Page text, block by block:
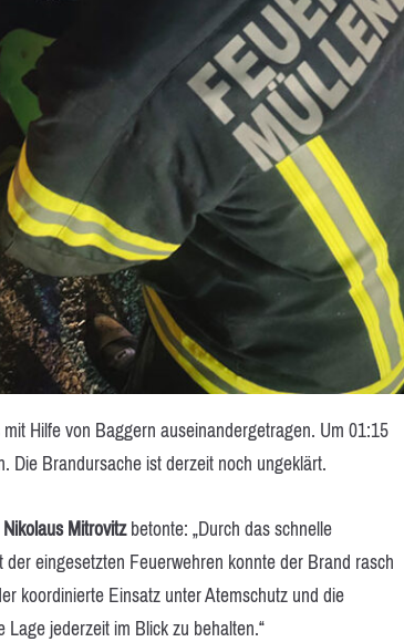
Hilfe von Baggern auseinandergetragen. Um 01:15
Die Brandursache ist derzeit noch ungeklärt.
Nikolaus Mitrovitzbetonte: „Durch das schnelle
eingesetzten Feuerwehren konnte der Brand rasch
koordinierte Einsatz unter Atemschutz und die
jederzeit im Blick zu behalten.“